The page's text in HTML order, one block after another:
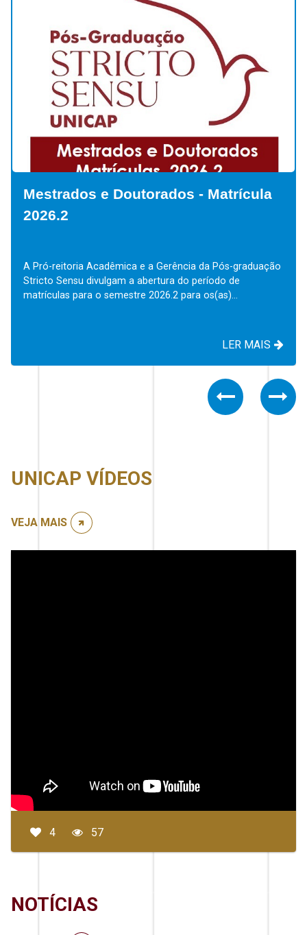
Mestrados e Doutorados - Matrícula
2026.2
A Pró-reitoria Acadêmica e a Gerência da Pós-graduação
Stricto Sensu divulgam a abertura do período de
matrículas para o semestre 2026.2 para os(as)...
LER MAIS
Previous
UNICAP VÍDEOS
VEJA MAIS
4 57
NOTÍCIAS